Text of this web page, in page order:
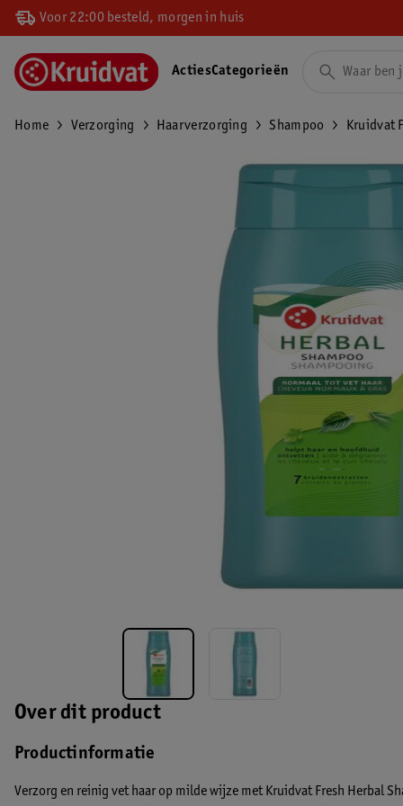
Voor 22:00 besteld, morgen in huis
ActiesCategorieën
Home Verzorging Haarverzorging Shampoo Kruidvat
Over dit product
Productinformatie
Verzorg en reinig vet haar op milde wijze met Kruidvat Fresh Herbal